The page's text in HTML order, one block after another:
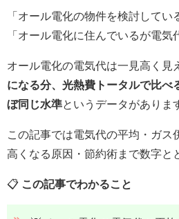
「オール電化の物件を検討してい
「オール電化に住んでいるが電気
オール電化の電気代は一見高く見
になる分、光熱費トータルで比べ
ぼ同じ水準というデータがありま
この記事では電気代の平均・ガス
高くなる原因・節約術まで数字と
📋 この記事でわかること